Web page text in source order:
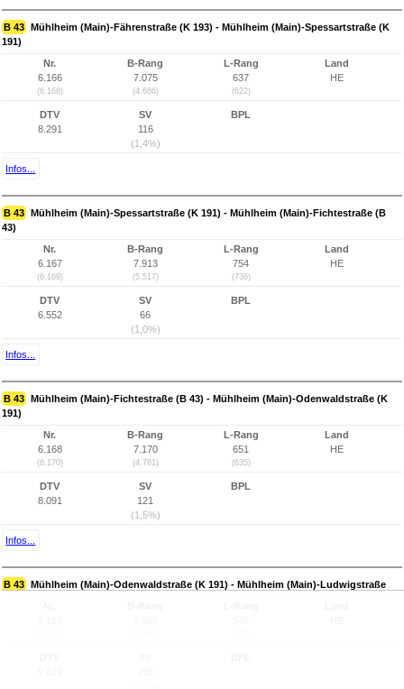
B 43 Mühlheim (Main)-Fährenstraße (K 193) - Mühlheim (Main)-Spessartstraße (K
191)
Nr.
6.166
(6.168)
B-Rang
7.075
(4.686)
L-Rang
637
(622)
Land
HE
DTV
8.291
SV
116
(1,4%)
BPL
Infos...
B 43 Mühlheim (Main)-Spessartstraße (K 191) - Mühlheim (Main)-Fichtestraße (B
43)
Nr.
6.167
(6.169)
B-Rang
7.913
(5.517)
L-Rang
754
(736)
Land
HE
DTV
6.552
SV
66
(1,0%)
BPL
Infos...
B 43 Mühlheim (Main)-Fichtestraße (B 43) - Mühlheim (Main)-Odenwaldstraße (K
191)
Nr.
6.168
(6.170)
B-Rang
7.170
(4.781)
L-Rang
651
(635)
Land
HE
DTV
8.091
SV
121
(1,5%)
BPL
Infos...
B 43 Mühlheim (Main)-Odenwaldstraße (K 191) - Mühlheim (Main)-Ludwigstraße